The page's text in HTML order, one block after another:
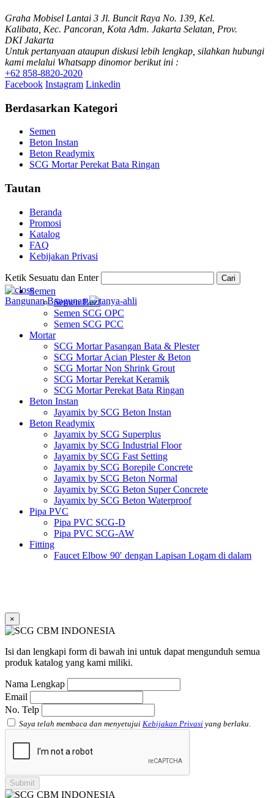
Graha Mobisel Lantai 3 Jl. Buncit Raya No. 139, Kel.
Kalibata, Kec. Pancoran, Kota Adm. Jakarta Selatan, Prov.
DKI Jakarta
Untuk pertanyaan ataupun diskusi lebih lengkap, silahkan hubungi
kami melalui Whatsapp dinomor berikut ini :
+62 858-8820-2020
Facebook Instagram Linkedin
Berdasarkan Kategori
Semen
Beton Instan
Beton Readymix
SCG Mortar Perekat Bata Ringan
Tautan
Beranda
Promosi
Katalog
FAQ
Kebijakan Privasi
Ketik Sesuatu dan Enter Cari
Bangunan Bangunan
Semen
Semen Bezt
Semen SCG OPC
Semen SCG PCC
Mortar
SCG Mortar Pasangan Bata & Plester
SCG Mortar Acian Plester & Beton
SCG Mortar Non Shrink Grout
SCG Mortar Perekat Keramik
SCG Mortar Perekat Bata Ringan
Beton Instan
Jayamix by SCG Beton Instan
Beton Readymix
Jayamix by SCG Superplus
Jayamix by SCG Industrial Floor
Jayamix by SCG Fast Setting
Jayamix by SCG Borepile Concrete
Jayamix by SCG Beton Normal
Jayamix by SCG Beton Super Concrete
Jayamix by SCG Beton Waterproof
Pipa PVC
Pipa PVC SCG-D
Pipa PVC SCG-AW
Fitting
Faucet Elbow 90′ dengan Lapisan Logam di dalam
Plug SCG AW
Atap Akrilik Shinkolite Shade
Atap Akrilik Shinkolite Heat Cut
×
Isi dan lengkapi form di bawah ini untuk dapat mengunduh semua
produk katalog yang kami miliki.
Nama Lengkap
Email
No. Telp
Saya telah membaca dan menyetujui Kebijakan Privasi yang berlaku.